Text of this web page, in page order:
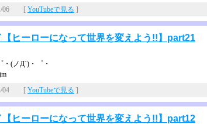
06 [ YouTubeで見る ]
ヒーローになって世界を変えよう!!】part21
(ノД`)・゜・
04 [ YouTubeで見る ]
ヒーローになって世界を変えよう!!】part12